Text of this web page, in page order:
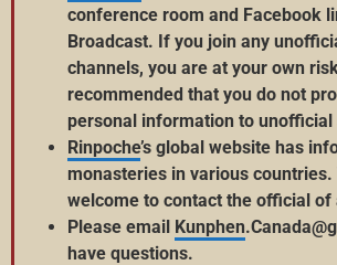
conference room and Facebook
Broadcast. If you join any
channels, you are at your own
recommended that you do not
personal information to unofficial
Rinpoche’s global website has
monasteries in various countries.
welcome to contact the official of
Please email Kunphen
have questions.